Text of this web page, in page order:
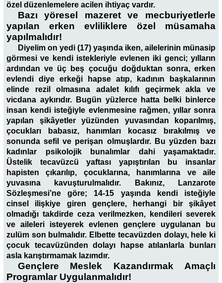
özel düzenlemelere acilen ihtiyaç vardır.
Bazı yöresel mazeret ve mecburiyetlerle
yapılan erken evliliklere özel müsamaha
yapılmalıdır!
Diyelim on yedi (17) yaşında iken, ailelerinin münasip
görmesi ve kendi istekleriyle evlenen iki genci; yılların
ardından ve üç beş çocuğu doğduktan sonra, erken
evlendi diye erkeği hapse atıp, kadının başkalarının
elinde rezil olmasına adalet kılıfı geçirmek akla ve
vicdana aykırıdır. Bugün yüzlerce hatta belki binlerce
insan kendi isteğiyle evlenmesine rağmen, yıllar sonra
yapılan şikâyetler yüzünden yuvasından koparılmış,
çocukları babasız, hanımları kocasız bırakılmış ve
sonunda sefil ve perişan olmuşlardır. Bu yüzden bazı
kadınlar psikolojik bunalımlar dahi yaşamaktadır.
Üstelik tecavüzcü yaftası yapıştırılan bu insanlar
hapisten çıkarılıp, çocuklarına, hanımlarına ve aile
yuvasına kavuşturulmalıdır. Bakınız, Lanzarote
Sözleşmesi’ne göre; 14-15 yaşında kendi isteğiyle
cinsel ilişkiye giren gençlere, herhangi bir şikâyet
olmadığı takdirde ceza verilmezken, kendileri severek
ve aileleri isteyerek evlenen gençlere uygulanan bu
zulüm son bulmalıdır. Elbette tecavüzden dolayı, hele ki
çocuk tecavüzünden dolayı hapse atılanlarla bunları
asla karıştırmamak lazımdır.
Gençlere Meslek Kazandırmak Amaçlı
Programlar Uygulanmalıdır!